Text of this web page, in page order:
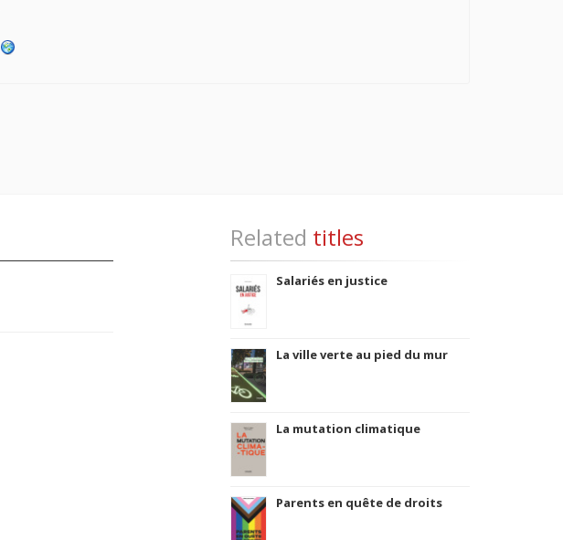
Related titles
Salariés en justice
La ville verte au pied du mur
La mutation climatique
Parents en quête de droits